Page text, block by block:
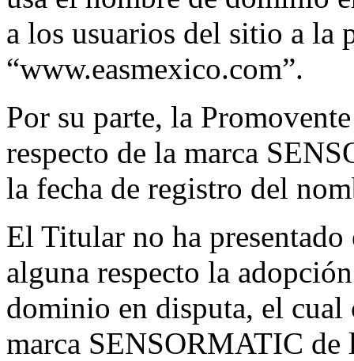
a los usuarios del sitio a la
“www.easmexico.com”.
Por su parte, la
respecto de la marca
la fecha de registro del
El Titular no ha
alguna respecto la
dominio en disputa, el cual
marca SENSORMATIC de